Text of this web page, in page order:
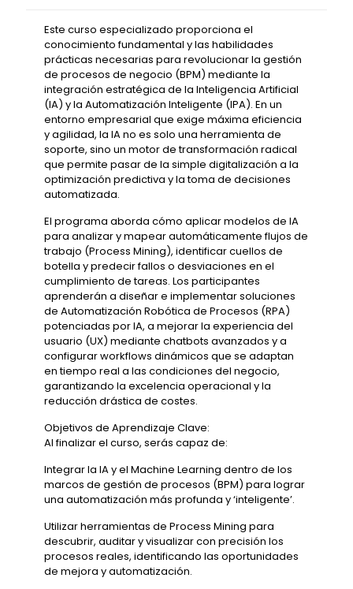
Este curso especializado proporciona el
conocimiento fundamental y las habilidades
prácticas necesarias para revolucionar la gestión
de procesos de negocio (BPM) mediante la
integración estratégica de la Inteligencia Artificial
(IA) y la Automatización Inteligente (IPA). En un
entorno empresarial que exige máxima eficiencia
y agilidad, la IA no es solo una herramienta de
soporte, sino un motor de transformación radical
que permite pasar de la simple digitalización a la
optimización predictiva y la toma de decisiones
automatizada.
El programa aborda cómo aplicar modelos de IA
para analizar y mapear automáticamente flujos de
trabajo (Process Mining), identificar cuellos de
botella y predecir fallos o desviaciones en el
cumplimiento de tareas. Los participantes
aprenderán a diseñar e implementar soluciones
de Automatización Robótica de Procesos (RPA)
potenciadas por IA, a mejorar la experiencia del
usuario (UX) mediante chatbots avanzados y a
configurar workflows dinámicos que se adaptan
en tiempo real a las condiciones del negocio,
garantizando la excelencia operacional y la
reducción drástica de costes.
Objetivos de Aprendizaje Clave:
Al finalizar el curso, serás capaz de:
Integrar la IA y el Machine Learning dentro de los
marcos de gestión de procesos (BPM) para lograr
una automatización más profunda y ‘inteligente’.
Utilizar herramientas de Process Mining para
descubrir, auditar y visualizar con precisión los
procesos reales, identificando las oportunidades
de mejora y automatización.